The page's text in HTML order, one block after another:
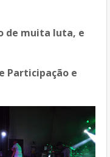
de muita luta, e
Participação e